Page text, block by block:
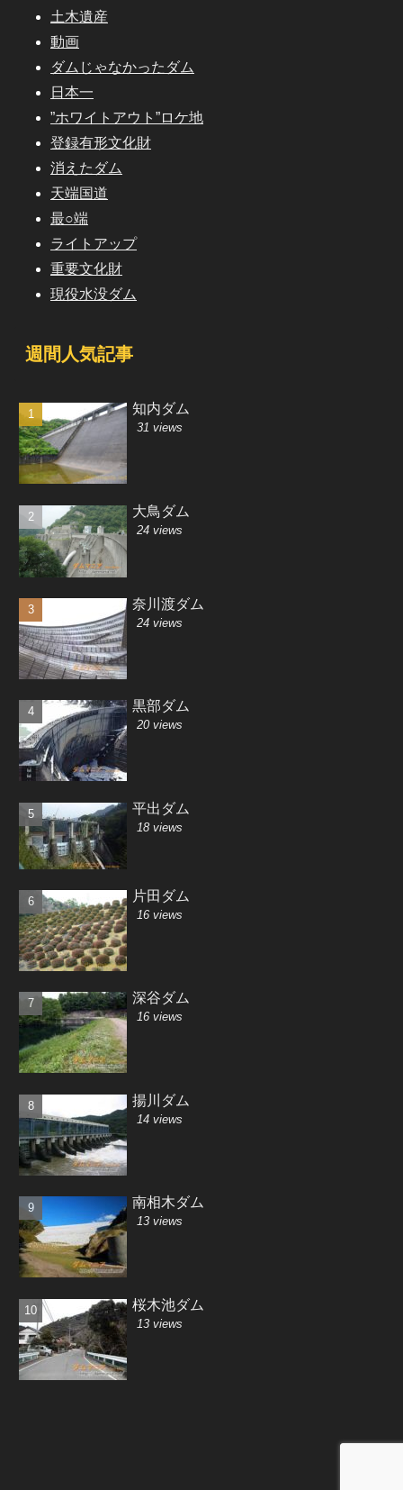
土木遺産
動画
ダムじゃなかったダム
日本一
”ホワイトアウト”ロケ地
登録有形文化財
消えたダム
天端国道
最○端
ライトアップ
重要文化財
現役水没ダム
週間人気記事
知内ダム
31 views
大鳥ダム
24 views
奈川渡ダム
24 views
黒部ダム
20 views
平出ダム
18 views
片田ダム
16 views
深谷ダム
16 views
揚川ダム
14 views
南相木ダム
13 views
桜木池ダム
13 views